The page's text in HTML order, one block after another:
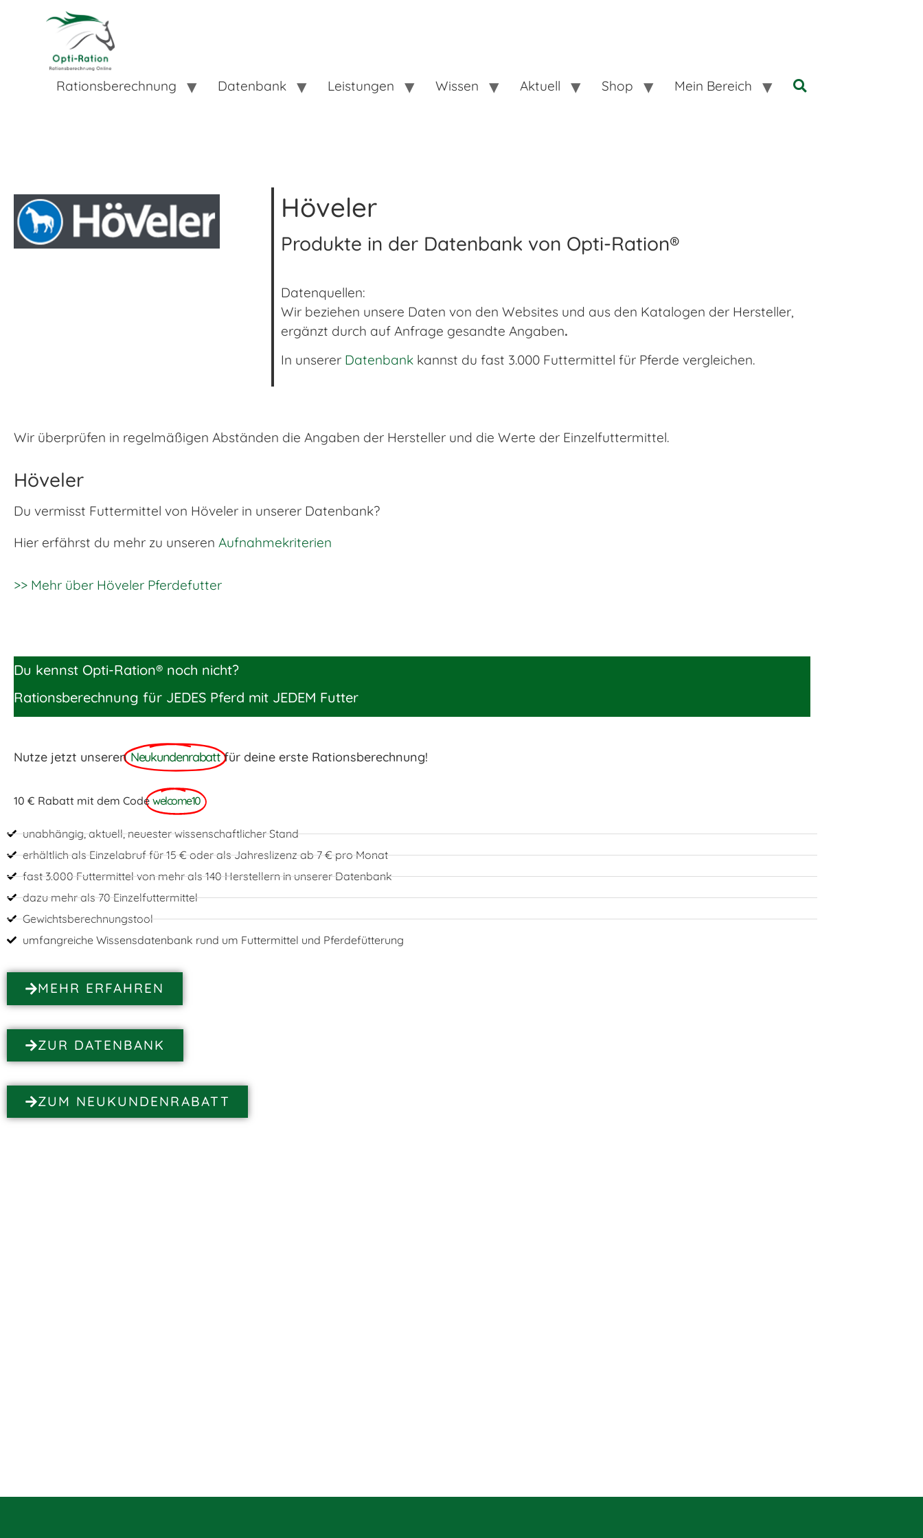
Rationsberechnung Datenbank Leistungen Wissen Aktuell Shop Mein Bereich
Höveler
Produkte in der Datenbank von Opti-Ration®
Datenquellen:
Wir beziehen unsere Daten von den Websites und aus den Katalogen der Hersteller,
ergänzt durch auf Anfrage gesandte Angaben.
In unserer Datenbank kannst du fast 3.000 Futtermittel für Pferde vergleichen.
Wir überprüfen in regelmäßigen Abständen die Angaben der Hersteller und die Werte der Einzelfuttermittel.
Höveler
Du vermisst Futtermittel von Höveler in unserer Datenbank?
Hier erfährst du mehr zu unseren Aufnahmekriterien
>> Mehr über Höveler Pferdefutter
Du kennst Opti-Ration® noch nicht?
Rationsberechnung für JEDES Pferd mit JEDEM Futter
Nutze jetzt unseren Neukundenrabatt für deine erste Rationsberechnung!
10 € Rabatt mit dem Code welcome10
unabhängig, aktuell, neuester wissenschaftlicher Stand
erhältlich als Einzelabruf für 15 € oder als Jahreslizenz ab 7 € pro Monat
fast 3.000 Futtermittel von mehr als 140 Herstellern in unserer Datenbank
dazu mehr als 70 Einzelfuttermittel
Gewichtsberechnungstool
umfangreiche Wissensdatenbank rund um Futtermittel und Pferdefütterung
MEHR ERFAHREN
ZUR DATENBANK
ZUM NEUKUNDENRABATT